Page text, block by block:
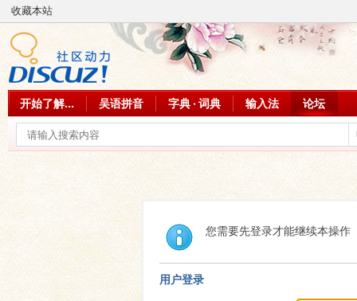
收藏本站
开始了解... 吴语拼音 字典 · 词典 输入法 论坛
您需要先登录才能继续本操作
用户登录